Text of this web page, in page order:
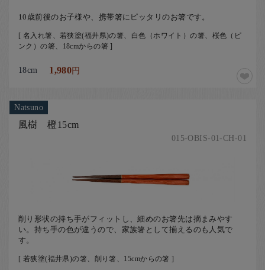
10歳前後のお子様や、携帯箸にピッタリのお箸です。
[ 名入れ箸、若狭塗(福井県)の箸、白色（ホワイト）の箸、桜色（ピ
ンク）の箸、18cmからの箸 ]
18cm 1,980円
Natsuno
風樹 橙15cm
015-OBIS-01-CH-01
削り形状の持ち手がフィットし、細めのお箸先は摘まみやす
い。持ち手の色が違うので、家族箸として揃えるのも人気で
す。
[ 若狭塗(福井県)の箸、削り箸、15cmからの箸 ]